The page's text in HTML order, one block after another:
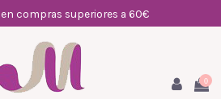
compras superiores a 60€
0